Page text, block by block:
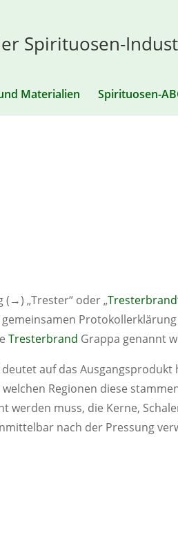
Spirituosen-
Materialien Spirituosen-
(→) „Trester“ oder „Tresterbrand
Tresterbrand Grappa genannt
auf das Ausgangsprodukt
Regionen diese
muss, die Kerne,
nach der Pressung